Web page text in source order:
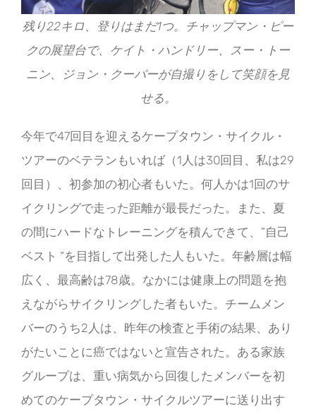
残り22キロ、登りはまだ1つ。チャップマン・ピー
クの展望台で、ケイト・ハンドリー、スー・トー
ニン、ジョン・クーパーが自撮りをして笑顔を見
せる。
今年で47回目を迎えるケープタウン・サイクル・
ツアーのベテランもいれば（1人は30回目、私は29
回目）、初参加の初心者もいた。何人かは1回のサ
イクリングで走った距離が最長だった。また、夏
の間にハードなトレーニングを積んできて、”自己
ベスト “を目指して出発した人もいた。年齢層は幅
広く、最高齢は78歳。なかには健康上の問題を抱
えながらサイクリングした者もいた。チームメン
バーのうち2人は、昨年の検査と手術の結果、あり
がたいことに癌ではないと宣告された。ある家族
グループは、重い病気から回復したメンバーを初
めてのケープタウン・サイクルツアーに送り出す